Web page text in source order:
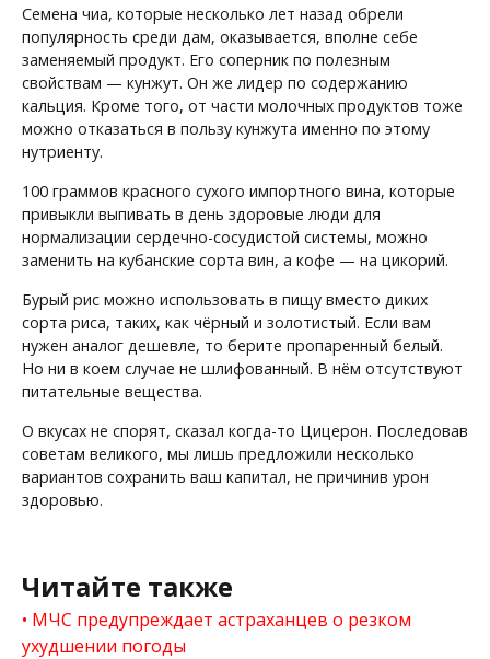
Семена чиа, которые несколько лет назад обрели
популярность среди дам, оказывается, вполне себе
заменяемый продукт. Его соперник по полезным
свойствам — кунжут. Он же лидер по содержанию
кальция. Кроме того, от части молочных продуктов тоже
можно отказаться в пользу кунжута именно по этому
нутриенту.
100 граммов красного сухого импортного вина, которые
привыкли выпивать в день здоровые люди для
нормализации сердечно-сосудистой системы, можно
заменить на кубанские сорта вин, а кофе — на цикорий.
Бурый рис можно использовать в пищу вместо диких
сорта риса, таких, как чёрный и золотистый. Если вам
нужен аналог дешевле, то берите пропаренный белый.
Но ни в коем случае не шлифованный. В нём отсутствуют
питательные вещества.
О вкусах не спорят, сказал когда-то Цицерон. Последовав
советам великого, мы лишь предложили несколько
вариантов сохранить ваш капитал, не причинив урон
здоровью.
Читайте также
МЧС предупреждает астраханцев о резком
ухудшении погоды